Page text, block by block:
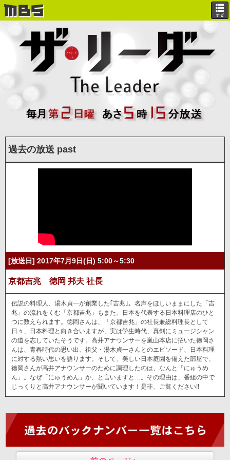
過去の放送 past
[放送日] 2017年7月9日(日) 5:00～5:30
京都吉兆 徳岡 邦夫 社長
伝説の料理人、湯木貞一が創業した｢吉兆｣。名声をほしいままにした「吉
兆」の流れをくむ「京都吉兆」もまた、日本を代表する日本料理店のひと
つに数えられます。徳岡さんは、「京都吉兆」の社長兼総料理長として
日々、日本料理と向き合いますが、実は学生時代、真剣にミュージシャン
の道を志していたそうです。高井アナウンサーを嵐山本店に招いた徳岡さ
んは、青春時代の思い出、祖父・湯木貞一さんとのエピソード、日本料理
に対する熱い思いを語ります。そして、美しい日本庭園を備えた部屋で、
徳岡さんが高井アナウンサーのために調理したのは、なんと「にゅうめ
ん」。なぜ「にゅうめん」か、と言いますと…。その理由は、番組の中で
じっくりと高井アナウンサーが聞いています！是非、ご覧ください!!